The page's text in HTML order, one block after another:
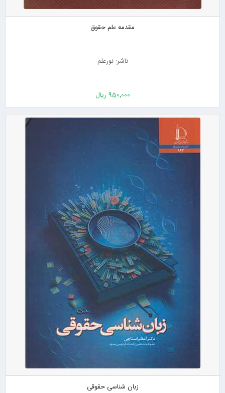
مقدمه علم حقوق
ناشر: نورعلم
950٬000 ریال
زبان شناسی حقوقی